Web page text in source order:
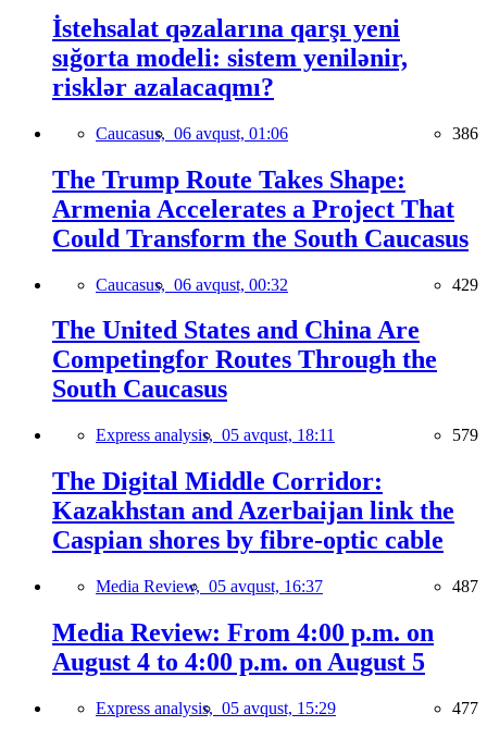
İstehsalat qəzalarına qarşı yeni
sığorta modeli: sistem yenilənir,
risklər azalacaqmı?
Caucasus, 06 avqust, 01:06 386
The Trump Route Takes Shape:
Armenia Accelerates a Project That
Could Transform the South Caucasus
Caucasus, 06 avqust, 00:32 429
The United States and China Are
Competingfor Routes Through the
South Caucasus
Express analysis, 05 avqust, 18:11 579
The Digital Middle Corridor:
Kazakhstan and Azerbaijan link the
Caspian shores by fibre-optic cable
Media Review, 05 avqust, 16:37 487
Media Review: From 4:00 p.m. on
August 4 to 4:00 p.m. on August 5
Express analysis, 05 avqust, 15:29 477